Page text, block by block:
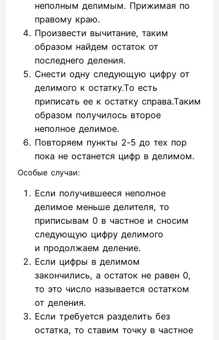
неполным делимым. Прижимая по
правому краю.
Произвести вычитание, таким
образом найдем остаток от
последнего деления.
Снести одну следующую цифру от
делимого к остатку.То есть
приписать ее к остатку справа.Таким
образом получилось второе
неполное делимое.
Повторяем пункты 2-5 до тех пор
пока не останется цифр в делимом.
Особые случаи:
Если получившееся неполное
делимое меньше делителя, то
приписывам 0 в частное и сносим
следующую цифру делимого
и продолжаем деление.
Если цифры в делимом
закончились, а остаток не равен 0,
то это число называется остатком
от деления.
Если требуется разделить без
остатка, то ставим точку в частное